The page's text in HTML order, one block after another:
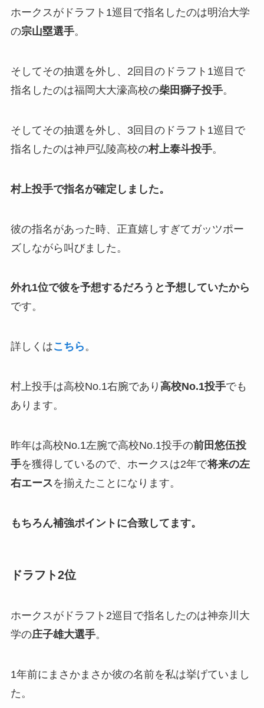
ホークスがドラフト1巡目で指名したのは明治大学
の宗山塁選手。
そしてその抽選を外し、2回目のドラフト1巡目で
指名したのは福岡大大濠高校の柴田獅子投手。
そしてその抽選を外し、3回目のドラフト1巡目で
指名したのは神戸弘陵高校の村上泰斗投手。
村上投手で指名が確定しました。
彼の指名があった時、正直嬉しすぎてガッツポー
ズしながら叫びました。
外れ1位で彼を予想するだろうと予想していたから
です。
詳しくはこちら。
村上投手は高校No.1右腕であり 高校No.1投手でも
あります。
昨年は高校No.1左腕で高校No.1投手の前田悠伍投
手を獲得しているので、ホークスは2年で将来の左
右エースを揃えたことになります。
もちろん補強ポイントに合致してます。
ドラフト2位
ホークスがドラフト2巡目で指名したのは神奈川大
学の庄子雄大選手。
1年前にまさかまさか彼の名前を私は挙げていまし
た。